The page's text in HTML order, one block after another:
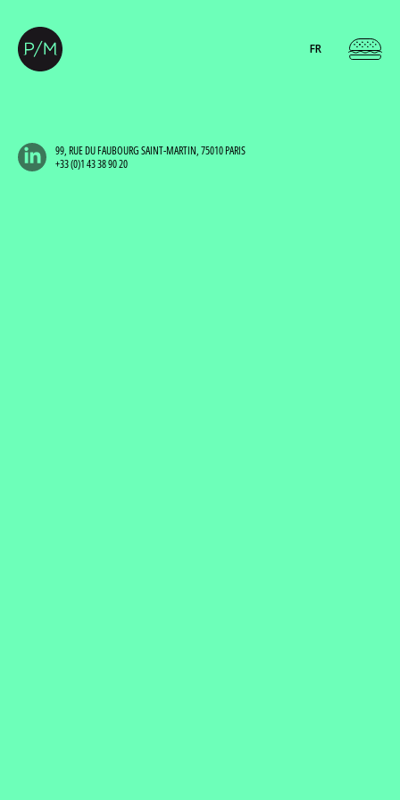
FR
99, RUE DU FAUBOURG SAINT-MARTIN, 75010 PARIS
+33 (0)1 43 38 90 20